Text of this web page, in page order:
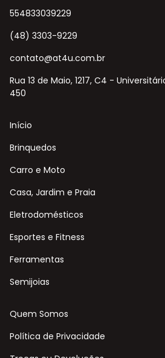
554833039229
(48) 3303-9229
contato@at4u.com.br
Rua 13 de Maio, 1217, C4 -
450
Início
Brinquedos
Carro e Moto
Casa, Jardim e Praia
Eletrodomésticos
Esportes e Fitness
Ferramentas
Semijoias
Quem Somos
Política de Privacidade